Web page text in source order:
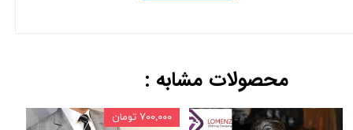
۷۰۰,۰۰۰ تومان
محصولات مشابه :